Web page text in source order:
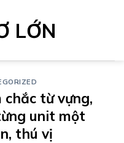
chắc từ vựng,
unit một
thú vị